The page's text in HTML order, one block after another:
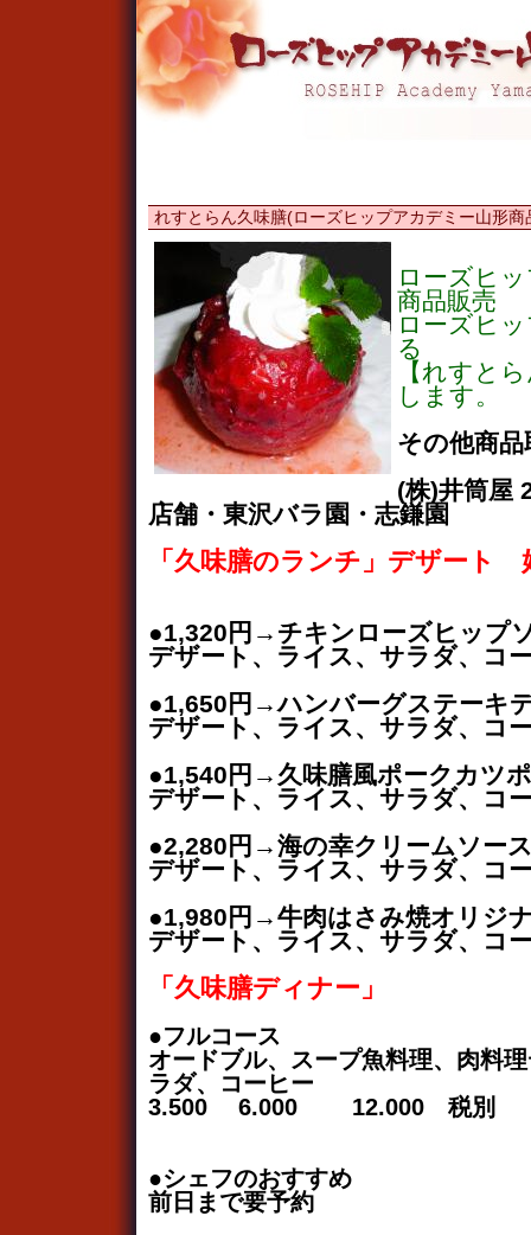
れすとらん久味膳(ローズヒップアカデミー山形商
ローズヒ
商品販売
ローズヒ
る
【れすと
します。
その他商品
(株)井筒屋
店舗・東沢バラ園・志鎌園
「久味膳のランチ」デザート
●1,320円→チキンローズヒップ
デザート、ライス、サラダ、コ
●1,650円→ハンバーグステーキ
デザート、ライス、サラダ、コ
●1,540円→久味膳風ポークカツ
デザート、ライス、サラダ、コ
●2,280円→海の幸クリームソー
デザート、ライス、サラダ、コ
●1,980円→牛肉はさみ焼オリジ
デザート、ライス、サラダ、コ
「久味膳ディナー」
●フルコース
オードブル、スープ魚料理、肉料
ラダ、コーヒー
3.500 6.000 12.000 税別
●シェフのおすすめ
前日まで要予約